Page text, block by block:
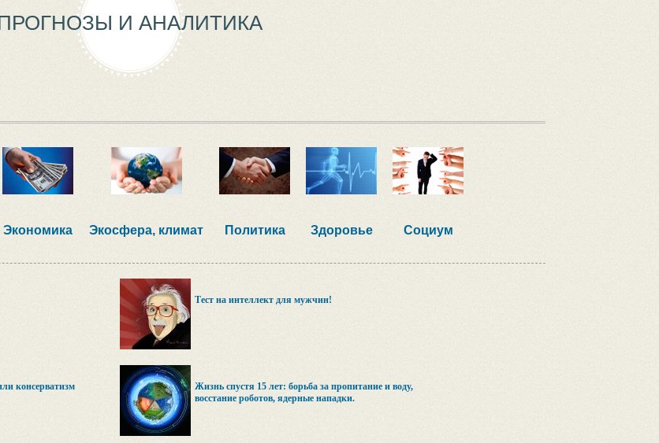
И АНАЛИТИКА
Экономика Экосфера, климат Политика Здоровье Социум
Тест на интеллект для мужчин!
консерватизм
Жизнь спустя 15 лет: борьба за пропитание и воду,
восстание роботов, ядерные нападки.